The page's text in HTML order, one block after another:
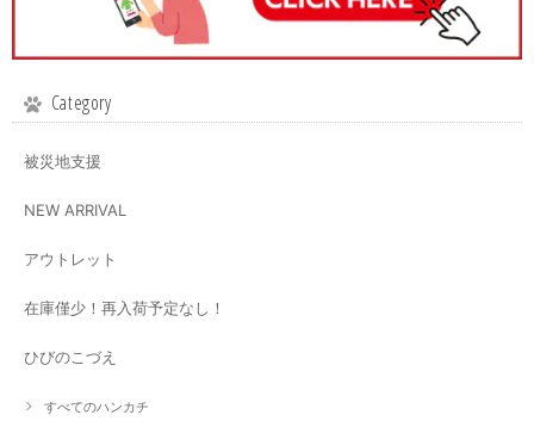
Category
被災地支援
NEW ARRIVAL
アウトレット
在庫僅少！再入荷予定なし！
ひびのこづえ
すべてのハンカチ